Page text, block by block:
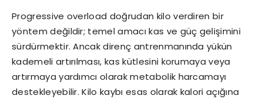
Progressive overload doğrudan kilo verdiren bir
yöntem değildir; temel amacı kas ve güç gelişimini
sürdürmektir. Ancak direnç antrenmanında yükün
kademeli artırılması, kas kütlesini korumaya veya
artırmaya yardımcı olarak metabolik harcamayı
destekleyebilir. Kilo kaybı esas olarak kalori açığına